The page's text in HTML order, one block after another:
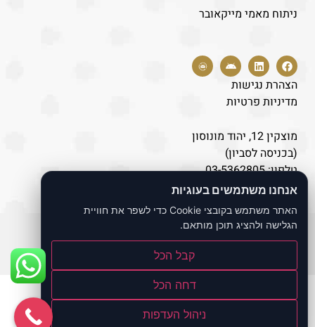
ניתוח מאמי מייקאובר
הצהרת נגישות
מדיניות פרטיות
מוצקין 12, יהוד מונוסון
(בכניסה לסביון)
טלפון:03-5362805
נייד:077-8043446
כל הזכויות שמורות לאתר ד"ר לוי אברהם
Build byBernoli
אנחנו משתמשים בעוגיות
האתר משתמש בקובצי Cookie כדי לשפר את חוויית
הגלישה ולהציג תוכן מותאם.
קבל הכל
דחה הכל
ניהול העדפות